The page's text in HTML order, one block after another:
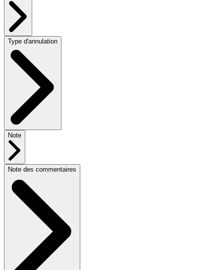
Type d'annulation
Note
Note des commentaires